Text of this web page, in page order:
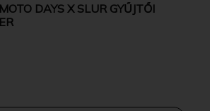
DAYS X SLUR GYŰJTŐI